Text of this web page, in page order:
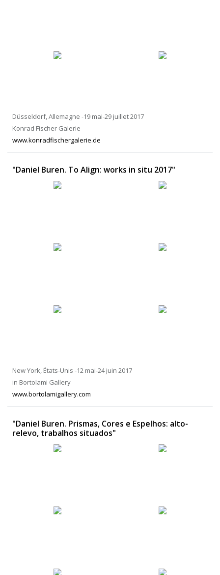
Düsseldorf, Allemagne -19 mai-29 juillet 2017
Konrad Fischer Galerie
www.konradfischergalerie.de
"Daniel Buren. To Align: works in situ 2017"
New York, États-Unis -12 mai-24 juin 2017
in Bortolami Gallery
www.bortolamigallery.com
"Daniel Buren. Prismas, Cores e Espelhos: alto-
relevo, trabalhos situados"